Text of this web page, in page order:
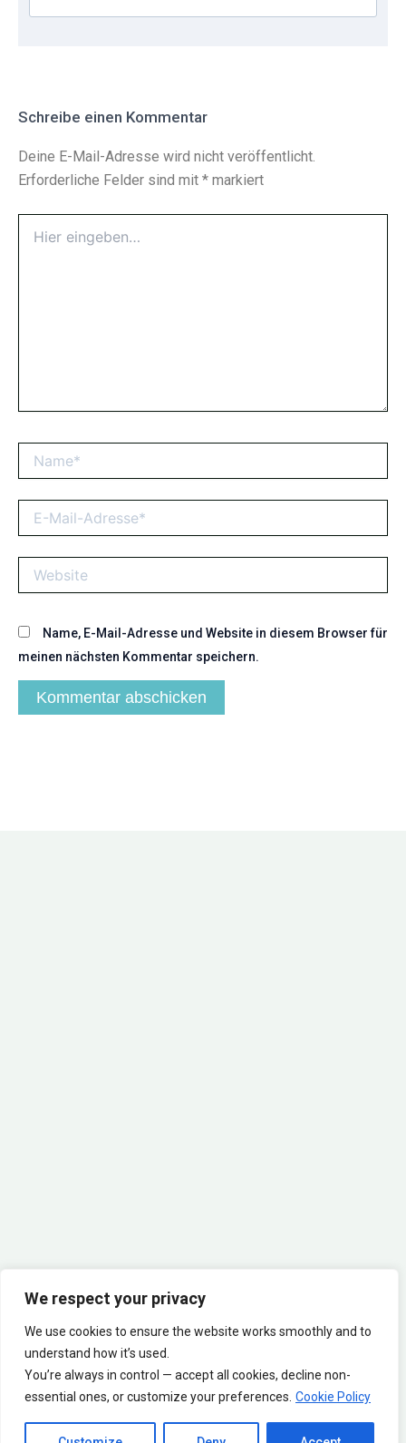
We respect your privacy
We use cookies to ensure the website works smoothly and to
understand how it’s used.
You’re always in control — accept all cookies, decline non-
essential ones, or customize your preferences. Cookie Policy
Schreibe einen Kommentar
Deine E-Mail-Adresse wird nicht veröffentlicht.
Erforderliche Felder sind mit * markiert
eingeben…
Mail-
Name, E-Mail-Adresse und Website in diesem Browser für
meinen nächsten Kommentar speichern.
Join our Community!
Copyright © Ananda Yoga Trainings 2026
F
a
I
n
W
h
E
n